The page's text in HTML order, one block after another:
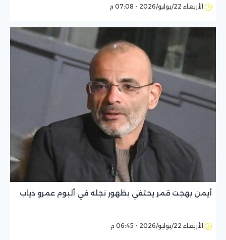
الأربعاء 22/يوليو/2026 - 07:08 م
أيمن بهجت قمر يحتفي بظهور نجله في ألبوم عمرو دياب
الأربعاء 22/يوليو/2026 - 06:45 م